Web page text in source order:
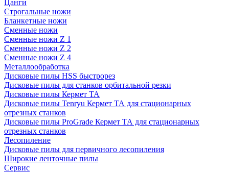
Цанги
Строгальные ножи
Бланкетные ножи
Сменные ножи
Сменные ножи Z 1
Сменные ножи Z 2
Сменные ножи Z 4
Металлообработка
Дисковые пилы HSS быстрорез
Дисковые пилы для станков орбитальной резки
Дисковые пилы Кермет ТА
Дисковые пилы Tenryu Кермет ТА для стационарных
отрезных станков
Дисковые пилы ProGrade Кермет ТА для стационарных
отрезных станков
Лесопиление
Дисковые пилы для первичного лесопиления
Широкие ленточные пилы
Сервис